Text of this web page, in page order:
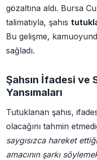
gözaltına aldı. Bursa
talimatıyla, şahıs
Bu gelişme,
sağladı.
Şahsın İfadesi ve
Yansımaları
Tutuklanan şahıs,
olacağını tahmin
saygısızca hareket
amacının şarkı